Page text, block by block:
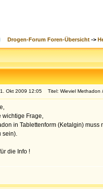
Drogen-Forum Foren-Übersicht ->
Okt 2009 12:05 Titel: Wieviel Methadon
wichtige Frage,
in Tablettenform (Ketalgin)
sein).
die Info !